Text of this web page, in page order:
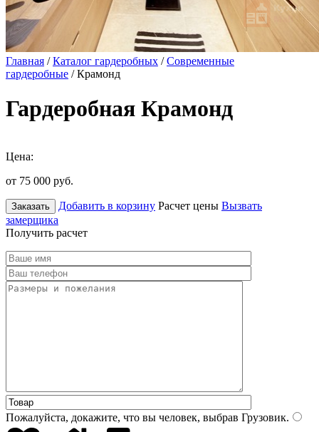
Главная /Каталог гардеробных /Современные
гардеробные / Крамонд
Гардеробная Крамонд
Цена:
от 75 000 руб.
Заказать Добавить в корзину Расчет цены Вызвать
замерщика
Получить расчет
Пожалуйста, докажите, что вы человек, выбрав Грузовик.